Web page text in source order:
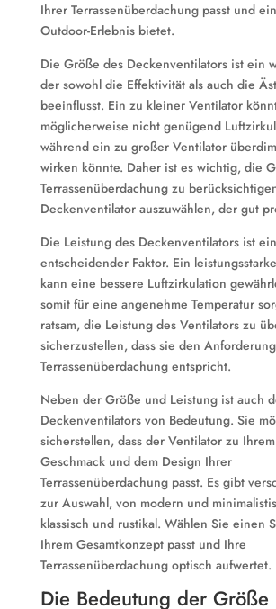
Ihrer Terrassenüberdachung passt und
Outdoor-Erlebnis bietet.
Die Größe des Deckenventilators ist ein
der sowohl die Effektivität als auch die
beeinflusst. Ein zu kleiner Ventilator
möglicherweise nicht genügend
während ein zu großer Ventilator
wirken könnte. Daher ist es wichtig, die
Terrassenüberdachung zu
Deckenventilator auszuwählen, der gut
Die Leistung des Deckenventilators ist
entscheidender Faktor. Ein
kann eine bessere Luftzirkulation
somit für eine angenehme Temperatur
ratsam, die Leistung des Ventilators zu
sicherzustellen, dass sie den
Terrassenüberdachung entspricht.
Neben der Größe und Leistung ist auch
Deckenventilators von Bedeutung. Sie
sicherstellen, dass der Ventilator zu
Geschmack und dem Design Ihrer
Terrassenüberdachung passt. Es gibt
zur Auswahl, von modern und
klassisch und rustikal. Wählen Sie einen
Ihrem Gesamtkonzept passt und Ihre
Terrassenüberdachung optisch aufwertet.
Die Bedeutung der Größe